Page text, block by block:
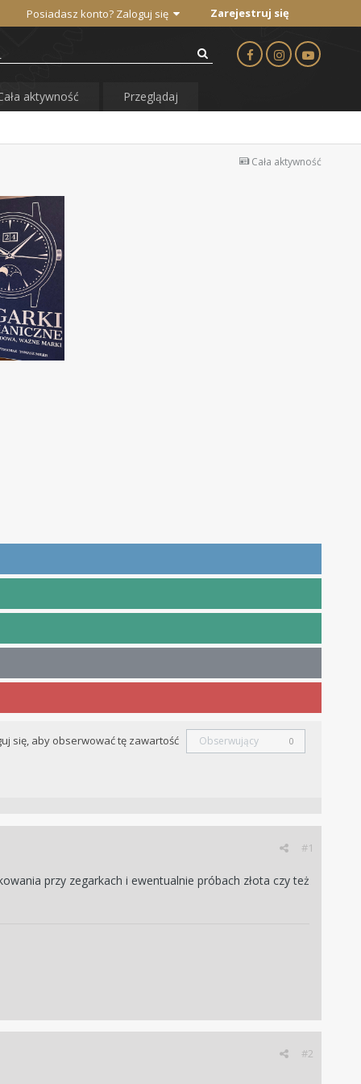
Posiadasz konto? Zaloguj się Zarejestruj się
aktywność Przeglądaj
Cała aktywność
się, aby obserwować tę zawartość Obserwujący 0
#1
przy zegarkach i ewentualnie próbach złota czy też
#2